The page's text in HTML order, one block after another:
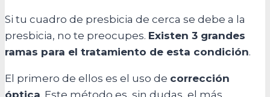
Si tu cuadro de presbicia de cerca se debe a la
presbicia, no te preocupes. Existen 3 grandes
ramas para el tratamiento de esta condición.
El primero de ellos es el uso de corrección
óptica. Este método es, sin dudas, el más